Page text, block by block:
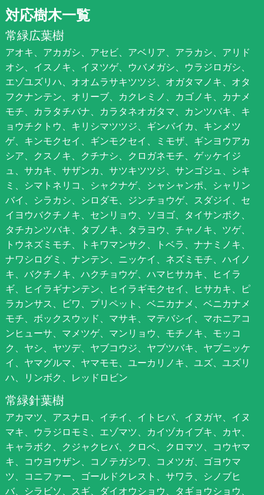
対応樹木一覧
常緑広葉樹
アオキ、アカガシ、アセビ、アベリア、アラカシ、アリド
オシ、イスノキ、イヌツゲ、ウバメガシ、ウラジロガシ、
エゾユズリハ、オオムラサキツツジ、オガタマノキ、オタ
フクナンテン、オリーブ、カクレミノ、カゴノキ、カナメ
モチ、カラタチバナ、カラタネオガタマ、カンツバキ、キ
ョウチクトウ、キリシマツツジ、ギンバイカ、キンメツ
ゲ、キンモクセイ、ギンモクセイ、ミモザ、ギンヨウアカ
シア、クスノキ、クチナシ、クロガネモチ、ゲッケイジ
ュ、サカキ、サザンカ、サツキツツジ、サンゴジュ、シキ
ミ、シマトネリコ、シャクナゲ、シャシャンポ、シャリン
バイ、シラカシ、シロダモ、ジンチョウゲ、スダジイ、セ
イヨウバクチノキ、センリョウ、ソヨゴ、タイサンボク、
タチカンツバキ、タブノキ、タラヨウ、チャノキ、ツゲ、
トウネズミモチ、トキワマンサク、トベラ、ナナミノキ、
ナワシログミ、ナンテン、ニッケイ、ネズミモチ、ハイノ
キ、バクチノキ、ハクチョウゲ、ハマヒサカキ、ヒイラ
ギ、ヒイラギナンテン、ヒイラギモクセイ、ヒサカキ、ピ
ラカンサス、ビワ、プリペット、ベニカナメ、ベニカナメ
モチ、ボックスウッド、マサキ、マテバシイ、マホニアコ
ンヒューサ、マメツゲ、マンリョウ、モチノキ、モッコ
ク、ヤシ、ヤツデ、ヤブコウジ、ヤブツバキ、ヤブニッケ
イ、ヤマグルマ、ヤマモモ、ユーカリノキ、ユズ、ユズリ
ハ、リンボク、レッドロビン
常緑針葉樹
アカマツ、アスナロ、イチイ、イトヒバ、イヌガヤ、イヌ
マキ、ウラジロモミ、エゾマツ、カイヅカイブキ、カヤ、
キャラボク、クジャクヒバ、クロベ、クロマツ、コウヤマ
キ、コウヨウザン、コノテガシワ、コメツガ、ゴヨウマ
ツ、コニファー、ゴールドクレスト、サワラ、シノブヒ
バ、シラビソ、スギ、ダイオウショウ、タギョウショウ、